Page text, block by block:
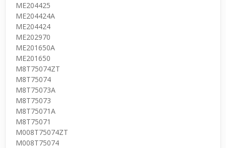
ME204425
ME204424A
ME204424
ME202970
ME201650A
ME201650
M8T75074ZT
M8T75074
M8T75073A
M8T75073
M8T75071A
M8T75071
M008T75074ZT
M008T75074